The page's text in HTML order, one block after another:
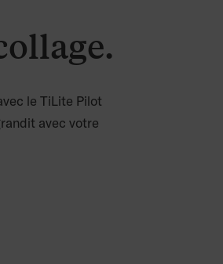
le TiLite Pilot
avec votre